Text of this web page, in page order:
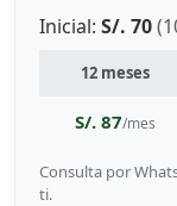
Inicial: S/. 70
12 meses
S/. 87/mes
Consulta por
ti.